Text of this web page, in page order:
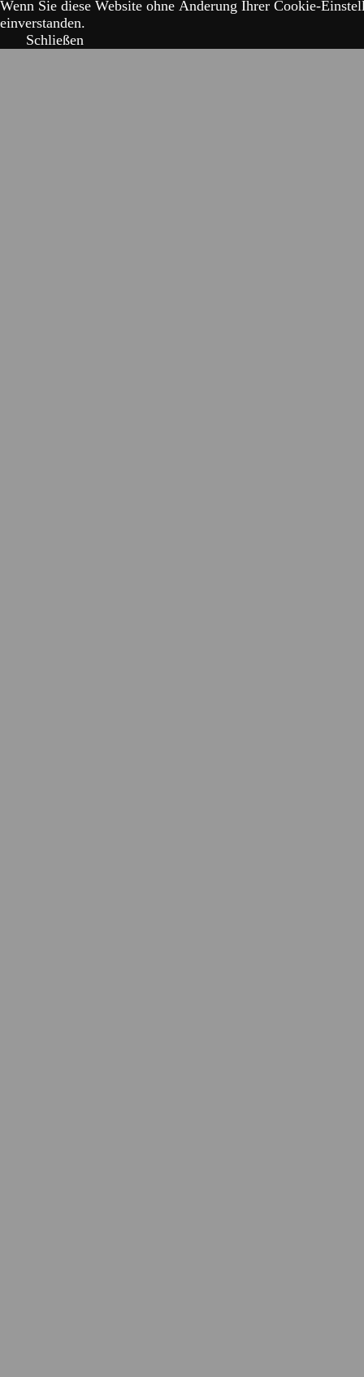
Wenn Sie diese Website ohne Änderung Ihrer Cookie-
einverstanden.
Schließen